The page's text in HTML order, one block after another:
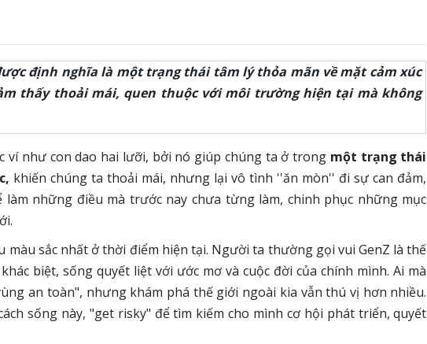
định nghĩa là một trạng thái tâm lý thỏa mãn về mặt cảm xúc
thấy thoải mái, quen thuộc với môi trường hiện tại mà không
như con dao hai lưỡi, bởi nó giúp chúng ta ở trong một trạng thái
khiến chúng ta thoải mái, nhưng lại vô tình ''ăn mòn'' đi sự can đảm,
làm những điều mà trước nay chưa từng làm, chinh phục những mục
màu sắc nhất ở thời điểm hiện tại. Người ta thường gọi vui GenZ là thế
biệt, sống quyết liệt với ước mơ và cuộc đời của chính mình. Ai mà
an toàn", nhưng khám phá thế giới ngoài kia vẫn thú vị hơn nhiều.
sống này, "get risky" để tìm kiếm cho mình cơ hội phát triển, quyết